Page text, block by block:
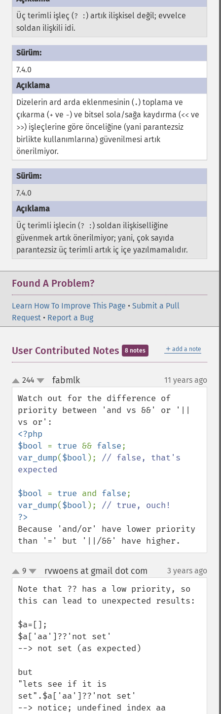
Üç terimli işleç (? :) artık ilişkisel değil; evvelce
soldan ilişkili idi.
7.4.0
Dizelerin ard arda eklenmesinin (.) toplama ve
çıkarma (+ ve -) ve bitsel sola/sağa kaydırma (<< ve
>>) işleçlerine göre önceliğine (yani parantezsiz
birlikte kullanımlarına) güvenilmesi artık
önerilmiyor.
7.4.0
Üç terimli işlecin (? :) soldan ilişkiselliğine
güvenmek artık önerilmiyor; yani, çok sayıda
parantezsiz üç terimli artık iç içe yazılmamalıdır.
Found A Problem?
Learn How To Improve This Page • Submit a Pull
Request • Report a Bug
＋ add a note
User Contributed Notes 8 notes
up
down
244 fabmlk¶ 11 years ago
Watch out for the difference of
priority between 'and vs &&' or '||
<?php
$bool = true && false
var_dump($bool ); // false, that's
expected
$bool = true and false
var_dump($bool );
Because 'and/or' have lower priority
than '=' but '||/&&' have higher.
up
down
9 rvwoens at gmail dot com 3 years ago
Note that ?? has a low priority, so
this can lead to unexpected results:
$a=[];
$a['aa']??'not set'
--> not set (as expected)
but
"lets see if it is
set".$a['aa']??'not set'
--> notice; undefined index aa